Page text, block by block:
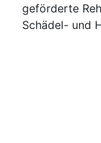
geförderte
Schädel- und